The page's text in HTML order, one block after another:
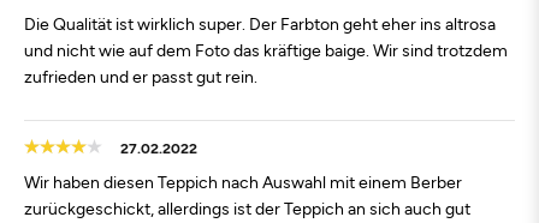
Die Qualität ist wirklich super. Der Farbton geht eher ins altrosa
und nicht wie auf dem Foto das kräftige baige. Wir sind trotzdem
zufrieden und er passt gut rein.
27.02.2022
Wir haben diesen Teppich nach Auswahl mit einem Berber
zurückgeschickt, allerdings ist der Teppich an sich auch gut